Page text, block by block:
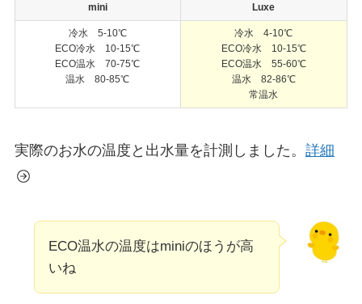
mini Luxe
冷水 5-10℃
ECO冷水 10-15℃
ECO温水 70-75℃
温水 80-85℃
冷水 4-10℃
ECO冷水 10-15℃
ECO温水 55-60℃
温水 82-86℃
常温水
実際のお水の温度と出水量を計測しました。 詳細
ECO温水の温度はminiのほうが高
いね